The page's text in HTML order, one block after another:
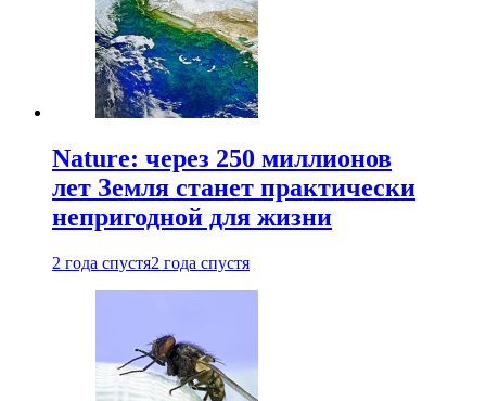
Nature: через 250 миллионов
лет Земля станет практически
непригодной для жизни
2 года спустя2 года спустя